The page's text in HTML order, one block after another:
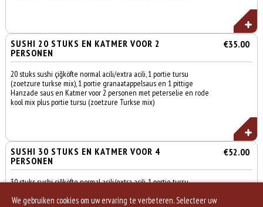
SUSHI 20 STUKS EN KATMER VOOR 2
PERSONEN
€35.00
20 stuks sushi çiğköfte normal acili/extra acili, 1 portie tursu
(zoetzure turkse mix), 1 portie granaatappelsaus en 1 pittige
Hanzade saus en Katmer voor 2 personen met peterselie en rode
kool mix plus portie tursu (zoetzure Turkse mix)
SUSHI 30 STUKS EN KATMER VOOR 4
PERSONEN
€52.00
30 stuks sushi çiğköfte normal acili/extra acili, 1 portie tursu
Hanzade saus en Katmer voor 4 personen met peterselie en rode
We gebruiken cookies om uw ervaring te verbeteren. Selecteer uw